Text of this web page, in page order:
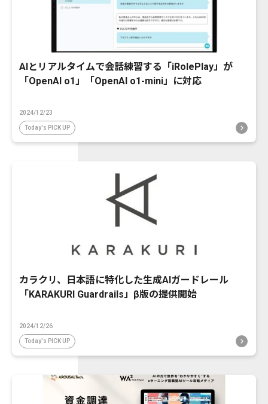
AIとリアルタイムで会話練習する「iRolePlay」が
「OpenAI o1」「OpenAI o1-mini」に対応
2024/12/23
Today's PICK UP
カラクリ、日本語に特化した生成AIガードレール
「KARAKURI Guardrails」β版の提供開始
2024/12/26
Today's PICK UP